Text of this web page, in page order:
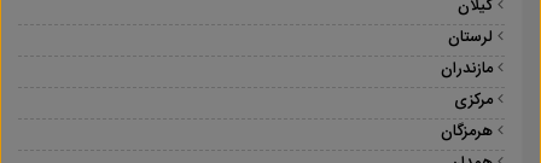
گیلان
لرستان
مازندران
مرکزی
هرمزگان